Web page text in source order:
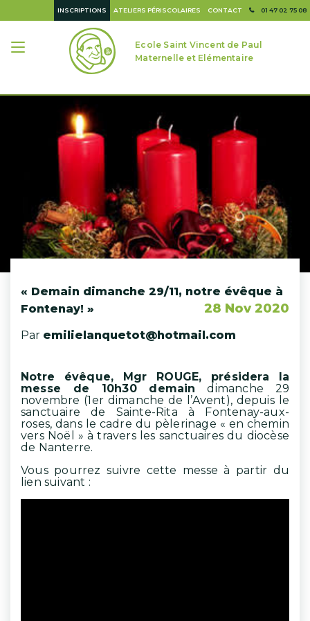
01 47 02 75 08
CONTACT
ATELIERS PÉRISCOLAIRES
INSCRIPTIONS
Ecole Saint Vincent de Paul
Maternelle et Elémentaire
« Demain dimanche 29/11, notre évêque à
Fontenay! »
28 Nov 2020
Par emilielanquetot@hotmail.com
Notre évêque, Mgr ROUGE, présidera la
messe de 10h30 demain dimanche 29
novembre (1er dimanche de l’Avent), depuis le
sanctuaire de Sainte-Rita à Fontenay-aux-
roses, dans le cadre du pèlerinage « en chemin
vers Noël » à travers les sanctuaires du diocèse
de Nanterre.
Vous pourrez suivre cette messe à partir du
lien suivant :